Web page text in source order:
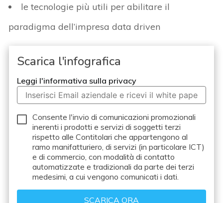
le tecnologie più utili per abilitare il
paradigma dell’impresa data driven
Scarica l'infografica
Leggi l'informativa sulla privacy
Consente l'invio di comunicazioni promozionali
inerenti i prodotti e servizi di soggetti terzi
rispetto alle Contitolari che appartengono al
ramo manifatturiero, di servizi (in particolare ICT)
e di commercio, con modalità di contatto
automatizzate e tradizionali da parte dei terzi
medesimi, a cui vengono comunicati i dati.